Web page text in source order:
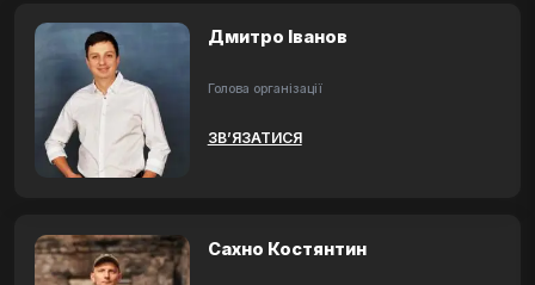
Дмитро Іванов
Голова організації
ЗВ’ЯЗАТИСЯ
Сахно Костянтин